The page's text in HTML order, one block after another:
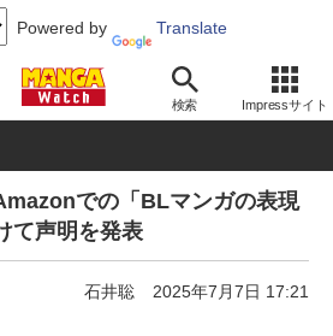
Powered by Translate
検索 Impressサイト
での「BLマンガの表現
て声明を発表
石井聡 2025年7月7日 17:21